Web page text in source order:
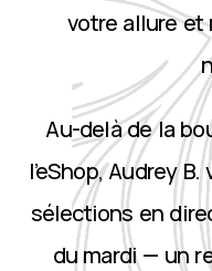
votre allure et
Au-delà de la
l’eShop, Audrey
sélections en
du mardi — un